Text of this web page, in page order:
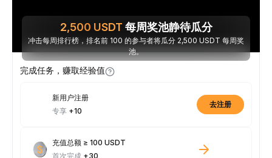
2,500 USDT 每周奖池静待瓜分
冲击每周排行榜，排名前 100 的参与者将瓜分 2,500 USDT 每周奖
池。
完成任务，赚取经验值
新用户注册
专享 +10
去注册
充值总额 ≥ 100 USDT
首次完成 +30